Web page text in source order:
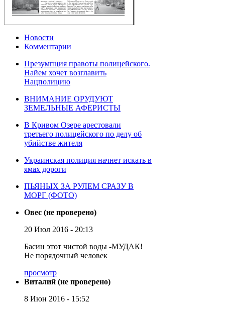
Новости
Комментарии
Презумпция правоты полицейского.
Найем хочет возглавить
Нацполицию
ВНИМАНИЕ ОРУДУЮТ
ЗЕМЕЛЬНЫЕ АФЕРИСТЫ
В Кривом Озере арестовали
третьего полицейского по делу об
убийстве жителя
Украинская полиция начнет искать в
ямах дороги
ПЬЯНЫХ ЗА РУЛЕМ СРАЗУ В
МОРГ (ФОТО)
Овес (не проверено)
20 Июл 2016 - 20:13
Басин этот чистой воды -МУДАК!
Не порядочный человек
просмотр
Виталий (не проверено)
8 Июн 2016 - 15:52